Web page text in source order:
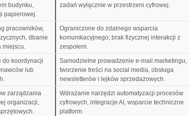
budynku,
papierowej.
zadań wyłącznie w przestrzeni cyfrowej.
pracowników,
dbanie
miejscu.
Ograniczone do zdalnego wsparcia
komunikacyjnego; brak fizycznej interakcji z
zespołem.
do koordynacji
lub
Samodzielne prowadzenie e-mail marketingu,
tworzenie treści na social media, obsługa
newsletterów i lejków sprzedażowych.
zarządzania
organizacji,
Wdrażanie narzędzi automatyzacji procesów
cyfrowych, integracje AI, wsparcie techniczne
platform.